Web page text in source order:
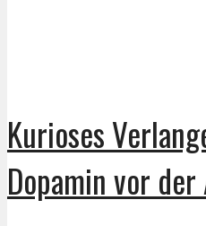
Kurioses
Dopamin vor